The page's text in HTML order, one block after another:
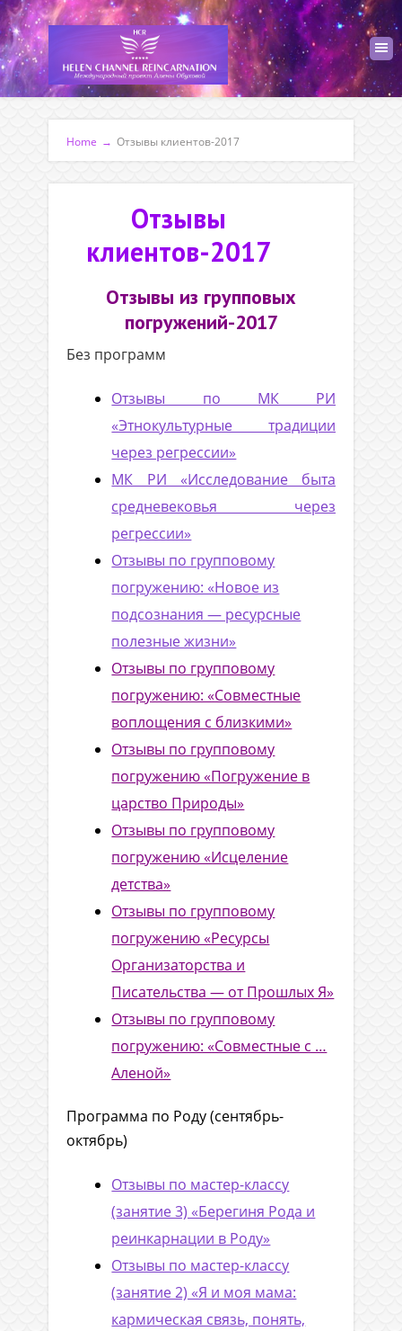
Home → Отзывы клиентов-2017
Отзывы
клиентов-2017
Отзывы из групповых
погружений-2017
Без программ
Отзывы по МК РИ
«Этнокультурные традиции
через регрессии»
МК РИ «Исследование быта
средневековья через
регрессии»
Отзывы по групповому
погружению: «Новое из
подсознания — ресурсные
полезные жизни»
Отзывы по групповому
погружению: «Совместные
воплощения с близкими»
Отзывы по групповому
погружению «Погружение в
царство Природы»
Отзывы по групповому
погружению «Исцеление
детства»
Отзывы по групповому
погружению «Ресурсы
Организаторства и
Писательства — от Прошлых Я»
Отзывы по групповому
погружению: «Совместные с …
Аленой»
Программа по Роду (сентябрь-
октябрь)
Отзывы по мастер-классу
(занятие 3) «Берегиня Рода и
реинкарнации в Роду»
Отзывы по мастер-классу
(занятие 2) «Я и моя мама:
кармическая связь, понять,